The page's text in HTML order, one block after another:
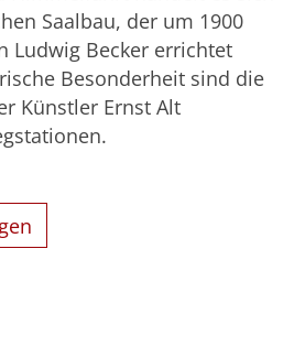
Saalbau, der um 1900
Ludwig Becker errichtet
Besonderheit sind die
Künstler Ernst Alt